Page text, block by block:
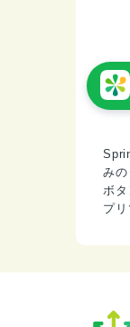
み
ボ
プ